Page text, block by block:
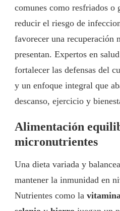
comunes como resfriados o
reducir el riesgo de
favorecer una recuperación
presentan. Expertos en
fortalecer las defensas del
y un enfoque integral que
descanso, ejercicio y
Alimentación
micronutrientes
Una dieta variada y
mantener la inmunidad en
Nutrientes como la